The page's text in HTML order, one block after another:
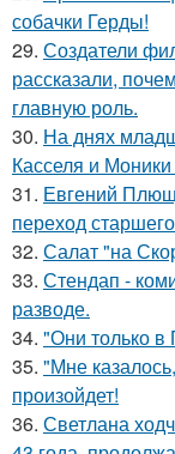
собачки Герды!
29. Создатели
рассказали,
главную роль.
30. На днях
Касселя и
31. Евгений
переход
32. Салат "на
33. Стендап -
разводе.
34. "Они только
35. "Мне
произойдет!
36. Светлана